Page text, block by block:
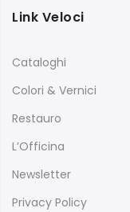
Link Veloci
Cataloghi
Colori & Vernici
Restauro
L’Officina
Newsletter
Privacy Policy